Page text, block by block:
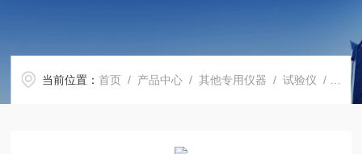
当前位置：首页 / 产品中心 /其他专用仪器 /试验仪 / H08138粘土吸蓝量试验仪